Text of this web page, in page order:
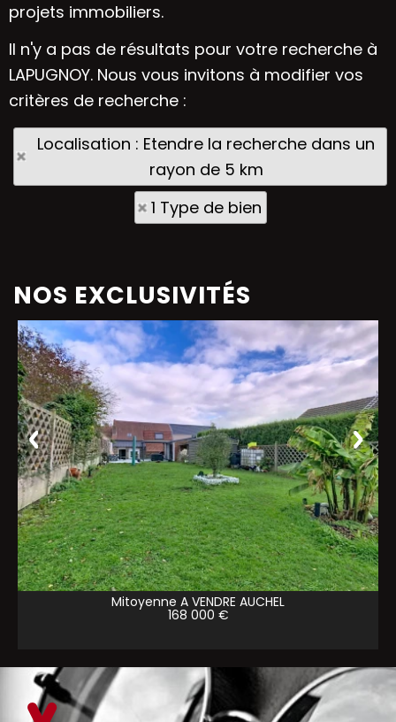
projets immobiliers.
Il n'y a pas de résultats pour votre recherche à
LAPUGNOY. Nous vous invitons à modifier vos
critères de recherche :
Localisation : Etendre la recherche dans un
rayon de 5 km
1 Type de bien
NOS EXCLUSIVITÉS
Mitoyenne A VENDRE AUCHEL
168 000 €